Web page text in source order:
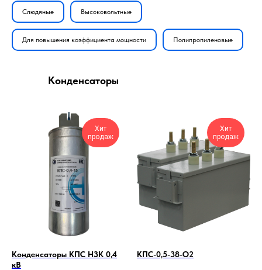
Слюдяные Высоковольтные
Для повышения коэффициента мощности Полипропиленовые
Конденсаторы
Хит
продаж
Конденсаторы КПС НЗК 0,4
кВ
Хит
продаж
КПС-0,5-38-О2